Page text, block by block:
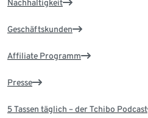
Nachhaltigkeit
Geschäftskunden
Affiliate Programm
Presse
5 Tassen täglich – der Tchibo Podcast